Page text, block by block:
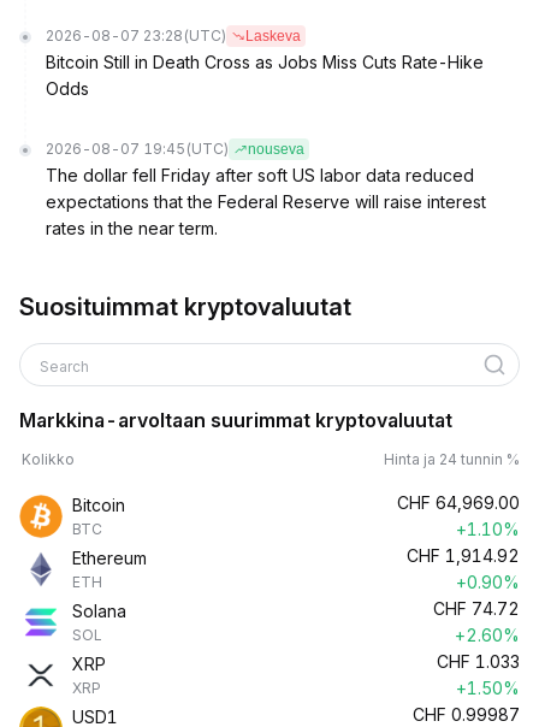
2026-08-07 23:28 (UTC) Laskeva
Bitcoin Still in Death Cross as Jobs Miss Cuts Rate-Hike
Odds
2026-08-07 19:45 (UTC) nouseva
The dollar fell Friday after soft US labor data reduced
expectations that the Federal Reserve will raise interest
rates in the near term.
Suosituimmat kryptovaluutat
Search
Markkina-arvoltaan suurimmat kryptovaluutat
Kolikko Hinta ja 24 tunnin %
Bitcoin
BTC
CHF 64,969.00
+1.10%
Ethereum
ETH
CHF 1,914.92
+0.90%
Solana
SOL
CHF 74.72
+2.60%
XRP
XRP
CHF 1.033
+1.50%
USD1
CHF 0.99987